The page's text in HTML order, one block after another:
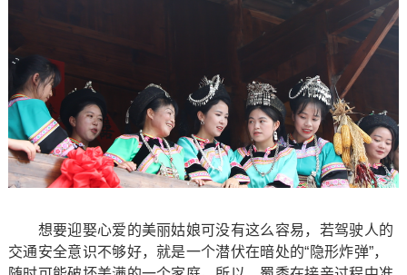
想要迎娶心爱的美丽姑娘可没有这么容易，若驾驶人的
交通安全意识不够好，就是一个潜伏在暗处的“隐形炸弹”，